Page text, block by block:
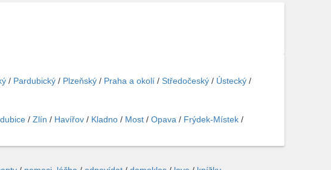
/ Pardubický / Plzeňský / Praha a okolí / Středočeský / Ústecký /
/ Zlín / Havířov / Kladno / Most / Opava / Frýdek-Místek /